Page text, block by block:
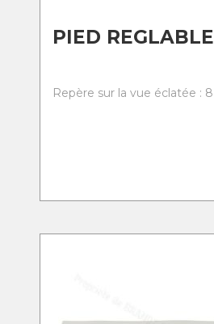
PIED REGLABLE
Repère sur la vue éclatée : 8